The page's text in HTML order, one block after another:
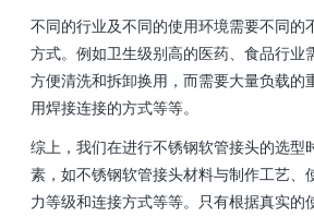
不同的行业及不同的使用环境需要不同的
方式。例如卫生级别高的医药、食品行业
方便清洗和拆卸换用，而需要大量负载的
用焊接连接的方式等等。
综上，我们在进行不锈钢软管接头的选型
素，如不锈钢软管接头材料与制作工艺、
力等级和连接方式等等。只有根据真实的